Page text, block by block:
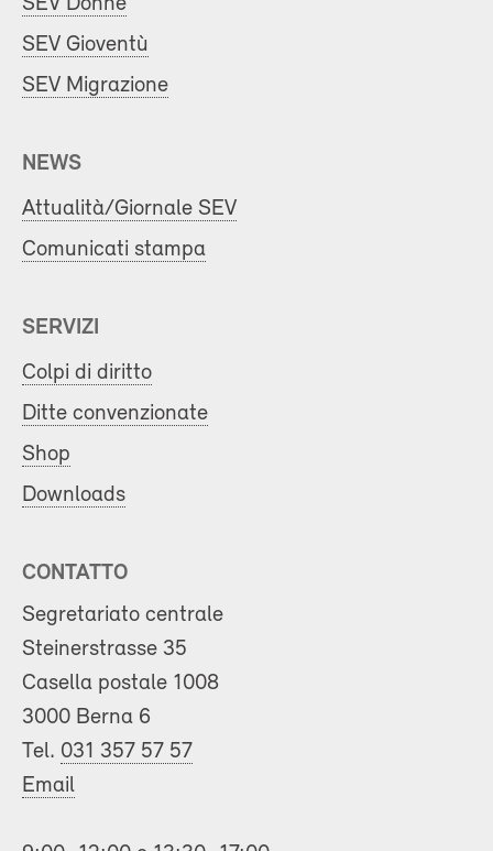
SEV Gioventù
SEV Migrazione
NEWS
Attualità/Giornale SEV
Comunicati stampa
SERVIZI
Colpi di diritto
Ditte convenzionate
Shop
Downloads
CONTATTO
Segretariato centrale
Steinerstrasse 35
Casella postale 1008
3000 Berna 6
Tel. 031 357 57 57
Email